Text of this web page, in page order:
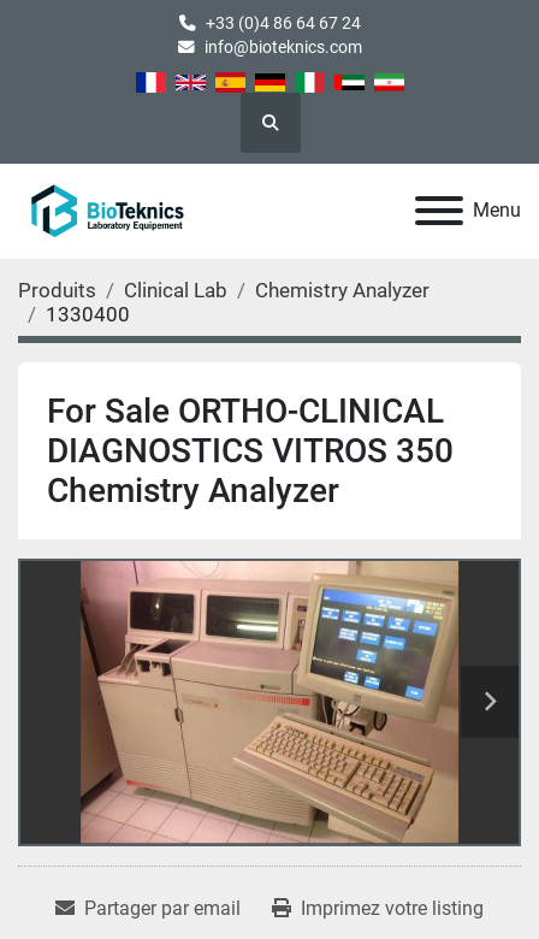
+33 (0)4 86 64 67 24
info@bioteknics.com
Rechercher
Menu
Produits Clinical Lab
Chemistry Analyzer
1330400
For Sale ORTHO-CLINICAL
DIAGNOSTICS VITROS 350
Chemistry Analyzer
Partager par email
Imprimez votre listing